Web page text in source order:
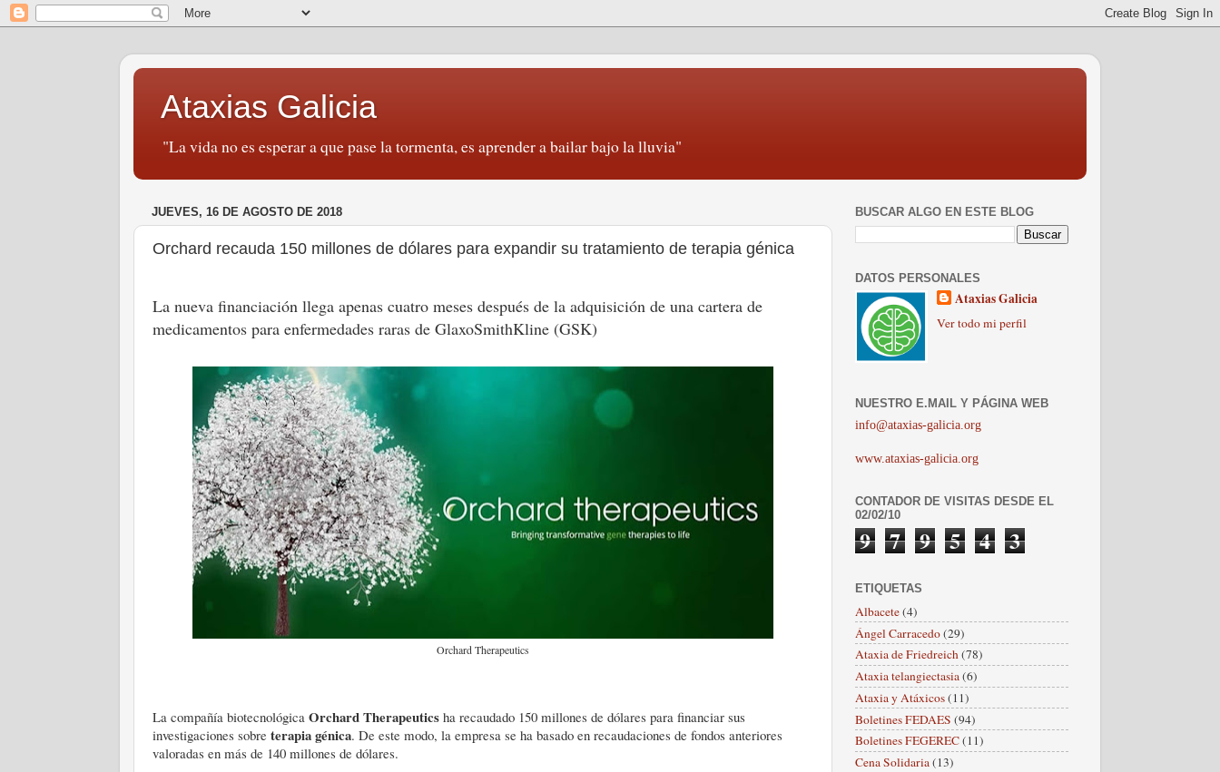
Ataxias Galicia
"La vida no es esperar a que pase la tormenta, es aprender a bailar bajo la lluvia"
JUEVES, 16 DE AGOSTO DE 2018
Orchard recauda 150 millones de dólares para expandir su tratamiento de terapia génica
La nueva financiación llega apenas cuatro meses después de la adquisición de una cartera de
medicamentos para enfermedades raras de GlaxoSmithKline (GSK)
Orchard Therapeutics
La compañía biotecnológica Orchard Therapeutics ha recaudado 150 millones de dólares para financiar sus
investigaciones sobre terapia génica. De este modo, la empresa se ha basado en recaudaciones de fondos anteriores
valoradas en más de 140 millones de dólares.
BUSCAR ALGO EN ESTE BLOG
DATOS PERSONALES
Ataxias Galicia
Ver todo mi perfil
NUESTRO E.MAIL Y PÁGINA WEB
info@ataxias-galicia.org
www.ataxias-galicia.org
CONTADOR DE VISITAS DESDE EL
02/02/10
9 7 9 5 4 3
ETIQUETAS
Albacete(4)
Ángel Carracedo(29)
Ataxia de Friedreich(78)
Ataxia telangiectasia(6)
Ataxia y Atáxicos(11)
Boletines FEDAES (94)
Boletines FEGEREC(11)
Cena Solidaria(13)